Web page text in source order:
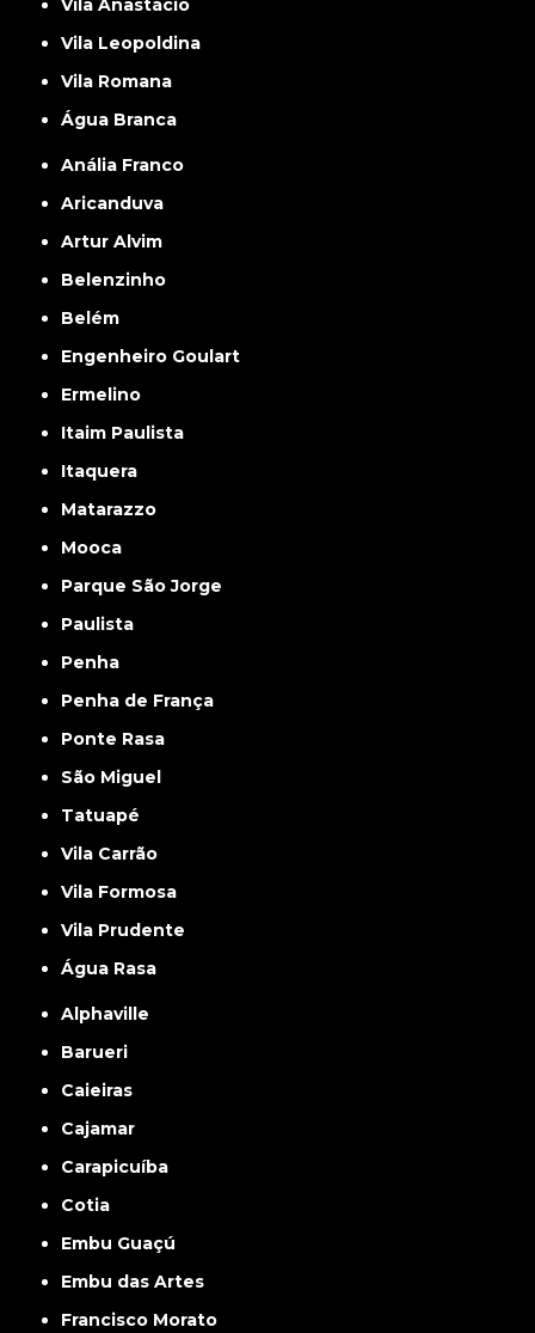
Vila Anastácio
Vila Leopoldina
Vila Romana
Água Branca
Anália Franco
Aricanduva
Artur Alvim
Belenzinho
Belém
Engenheiro Goulart
Ermelino
Itaim Paulista
Itaquera
Matarazzo
Mooca
Parque São Jorge
Paulista
Penha
Penha de França
Ponte Rasa
São Miguel
Tatuapé
Vila Carrão
Vila Formosa
Vila Prudente
Água Rasa
Alphaville
Barueri
Caieiras
Cajamar
Carapicuíba
Cotia
Embu Guaçú
Embu das Artes
Francisco Morato